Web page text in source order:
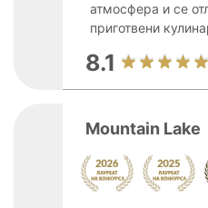
атмосфера и се
приготвени
8.1
Mountain Lake